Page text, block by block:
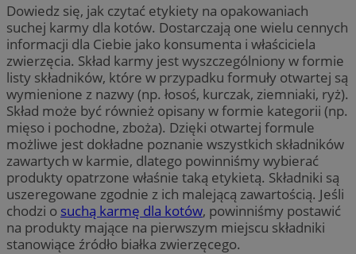
Dowiedz się, jak czytać etykiety na opakowaniach
suchej karmy dla kotów. Dostarczają one wielu cennych
informacji dla Ciebie jako konsumenta i właściciela
zwierzęcia. Skład karmy jest wyszczególniony w formie
listy składników, które w przypadku formuły otwartej są
wymienione z nazwy (np. łosoś, kurczak, ziemniaki, ryż).
Skład może być również opisany w formie kategorii (np.
mięso i pochodne, zboża). Dzięki otwartej formule
możliwe jest dokładne poznanie wszystkich składników
zawartych w karmie, dlatego powinniśmy wybierać
produkty opatrzone właśnie taką etykietą. Składniki są
uszeregowane zgodnie z ich malejącą zawartością. Jeśli
chodzi o suchą karmę dla kotów, powinniśmy postawić
na produkty mające na pierwszym miejscu składniki
stanowiące źródło białka zwierzęcego.